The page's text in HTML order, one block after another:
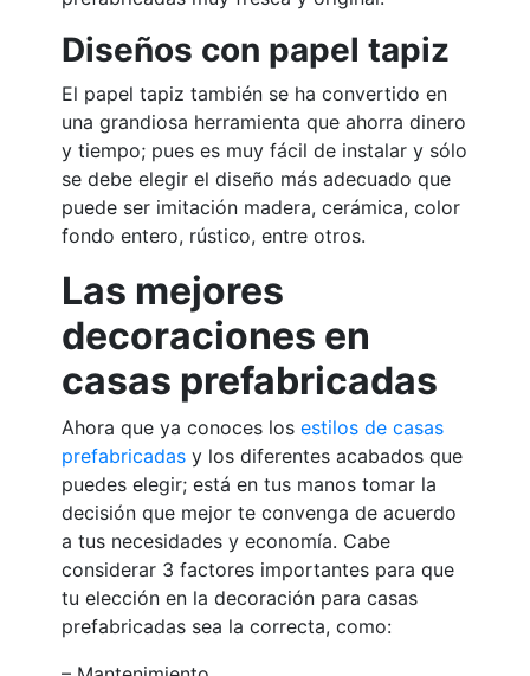
Diseños con papel tapiz
El papel tapiz también se ha convertido en
una grandiosa herramienta que ahorra dinero
y tiempo; pues es muy fácil de instalar y sólo
se debe elegir el diseño más adecuado que
puede ser imitación madera, cerámica, color
fondo entero, rústico, entre otros.
Las mejores
decoraciones en
casas prefabricadas
Ahora que ya conoces los estilos de casas
prefabricadasy los diferentes acabados que
puedes elegir; está en tus manos tomar la
decisión que mejor te convenga de acuerdo
a tus necesidades y economía. Cabe
considerar 3 factores importantes para que
tu elección en la decoración para casas
prefabricadas sea la correcta, como: